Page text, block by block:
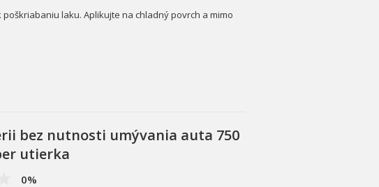
laku. Aplikujte na chladný povrch a mimo
bez nutnosti umývania auta 750
utierka
0%